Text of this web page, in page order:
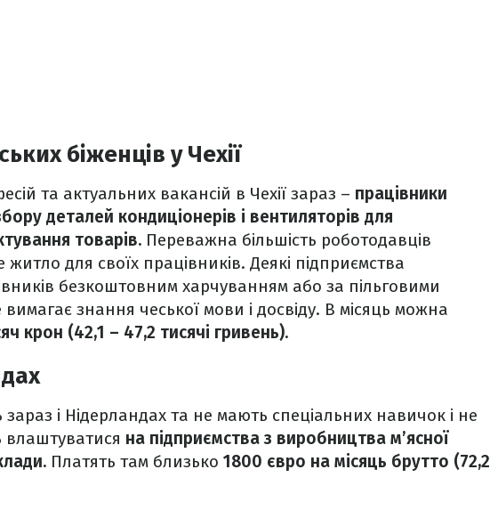
біженців у Чехії
та актуальних вакансій в Чехії зараз – працівники
деталей кондиціонерів і вентиляторів для
товарів. Переважна більшість роботодавців
для своїх працівників. Деякі підприємства
безкоштовним харчуванням або за пільговими
знання чеської мови і досвіду. В місяць можна
крон (42,1 – 47,2 тисячі гривень).
зараз і Нідерландах та не мають спеціальних навичок і не
на підприємства з виробництва м’ясної
Платять там близько 1800 євро на місяць брутто (72,2